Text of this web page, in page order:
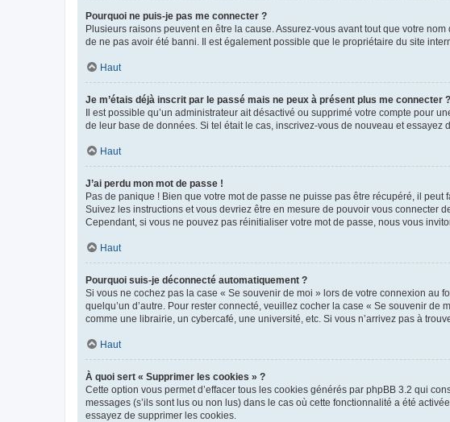
Pourquoi ne puis-je pas me connecter ?
Plusieurs raisons peuvent en être la cause. Assurez-vous avant tout que votre
de ne pas avoir été banni. Il est également possible que le propriétaire du site
Haut
Je m’étais déjà inscrit par le passé mais ne peux à présent plus me connecter
Il est possible qu’un administrateur ait désactivé ou supprimé votre compte
de leur base de données. Si tel était le cas, inscrivez-vous de nouveau et
Haut
J’ai perdu mon mot de passe !
Pas de panique ! Bien que votre mot de passe ne puisse pas être récupéré, il
Suivez les instructions et vous devriez être en mesure de pouvoir vous connecter
Cependant, si vous ne pouvez pas réinitialiser votre mot de passe, nous vous
Haut
Pourquoi suis-je déconnecté automatiquement ?
Si vous ne cochez pas la case « Se souvenir de moi » lors de votre connexion au
quelqu’un d’autre. Pour rester connecté, veuillez cocher la case « Se souvenir
comme une librairie, un cybercafé, une université, etc. Si vous n’arrivez pas à
Haut
À quoi sert « Supprimer les cookies » ?
Cette option vous permet d’effacer tous les cookies générés par phpBB 3.2 qui
messages (s’ils sont lus ou non lus) dans le cas où cette fonctionnalité a été
essayez de supprimer les cookies.